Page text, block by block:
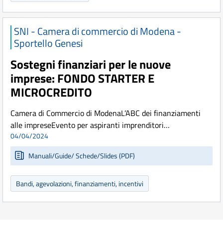
SNI - Camera di commercio di Modena -
Sportello Genesi
Sostegni finanziari per le nuove
imprese: FONDO STARTER E
MICROCREDITO
Camera di Commercio di ModenaL’ABC dei finanziamenti
alle impreseEvento per aspiranti imprenditori…
04/04/2024
Manuali/Guide/ Schede/Slides (PDF)
Bandi, agevolazioni, finanziamenti, incentivi